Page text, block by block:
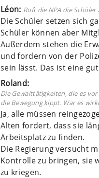
Léon: Ruft die NPA die
Die Schüler setzen sich
Schüler können aber
Außerdem stehen die
und fordern von der
sein lässt. Das ist eine
Roland:
Die Gewalttätigkeiten, die es
die Bewegung kippt. War es
Ja, alle müssen
Alten fordert, dass sie
Arbeitsplatz zu finden.
Die Regierung versucht
Kontrolle zu bringen, sie
zu kriegen.